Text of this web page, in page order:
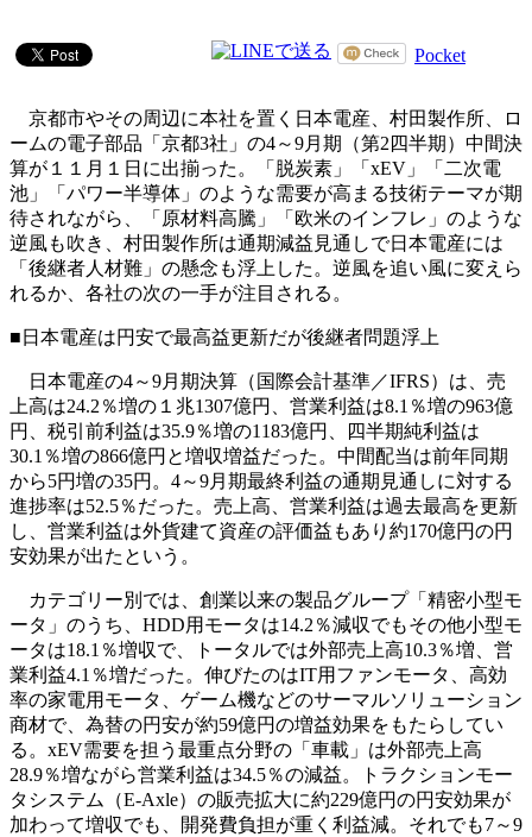
Pocket
京都市やその周辺に本社を置く日本電産、村田製作所、ロ
ームの電子部品「京都3社」の4～9月期（第2四半期）中間決
算が１１月１日に出揃った。「脱炭素」「xEV」「二次電
池」「パワー半導体」のような需要が高まる技術テーマが期
待されながら、「原材料高騰」「欧米のインフレ」のような
逆風も吹き、村田製作所は通期減益見通しで日本電産には
「後継者人材難」の懸念も浮上した。逆風を追い風に変えら
れるか、各社の次の一手が注目される。
■日本電産は円安で最高益更新だが後継者問題浮上
日本電産の4～9月期決算（国際会計基準／IFRS）は、売
上高は24.2％増の１兆1307億円、営業利益は8.1％増の963億
円、税引前利益は35.9％増の1183億円、四半期純利益は
30.1％増の866億円と増収増益だった。中間配当は前年同期
から5円増の35円。4～9月期最終利益の通期見通しに対する
進捗率は52.5％だった。売上高、営業利益は過去最高を更新
し、営業利益は外貨建て資産の評価益もあり約170億円の円
安効果が出たという。
カテゴリー別では、創業以来の製品グループ「精密小型モ
ータ」のうち、HDD用モータは14.2％減収でもその他小型モ
ータは18.1％増収で、トータルでは外部売上高10.3％増、営
業利益4.1％増だった。伸びたのはIT用ファンモータ、高効
率の家電用モータ、ゲーム機などのサーマルソリューション
商材で、為替の円安が約59億円の増益効果をもたらしてい
る。xEV需要を担う最重点分野の「車載」は外部売上高
28.9％増ながら営業利益は34.5％の減益。トラクションモー
タシステム（E-Axle）の販売拡大に約229億円の円安効果が
加わって増収でも、開発費負担が重く利益減。それでも7～9